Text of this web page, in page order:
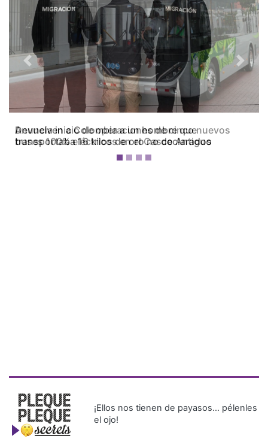
Devuelven a Colombia a un hombre que
transportaba 16 kilos de oro no declarados
Previous Next
¡Ellos nos tienen de payasos… pélenles
el ojo!